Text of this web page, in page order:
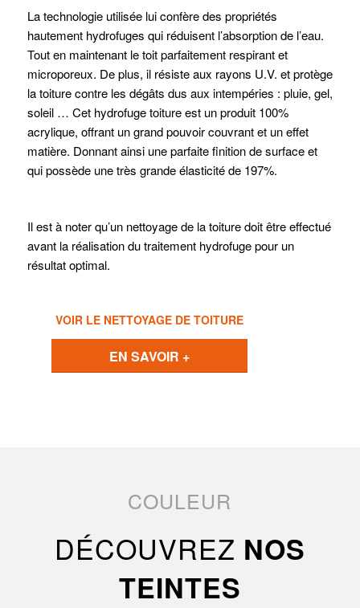
La technologie utilisée lui confère des propriétés
hautement hydrofuges qui réduisent l’absorption de l’eau.
Tout en maintenant le toit parfaitement respirant et
microporeux. De plus, il résiste aux rayons U.V. et protège
la toiture contre les dégâts dus aux intempéries : pluie, gel,
soleil … Cet hydrofuge toiture est un produit 100%
acrylique, offrant un grand pouvoir couvrant et un effet
matière. Donnant ainsi une parfaite finition de surface et
qui possède une très grande élasticité de 197%.
Il est à noter qu’un nettoyage de la toiture doit être effectué
avant la réalisation du traitement hydrofuge pour un
résultat optimal.
VOIR LE NETTOYAGE DE TOITURE
EN SAVOIR +
COULEUR
DÉCOUVREZ NOS
TEINTES